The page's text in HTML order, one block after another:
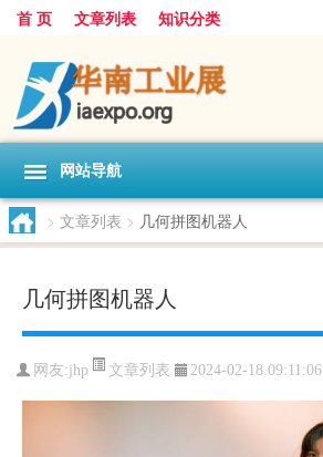
首 页 文章列表 知识分类
网站导航
> 文章列表 > 几何拼图机器人
几何拼图机器人
网友:jhp 文章列表 2024-02-18 09:11:06